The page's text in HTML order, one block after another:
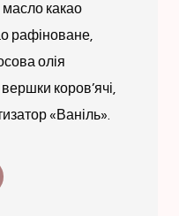
масло какао
рафіноване,
олія
коров’ячі,
«Ваніль».